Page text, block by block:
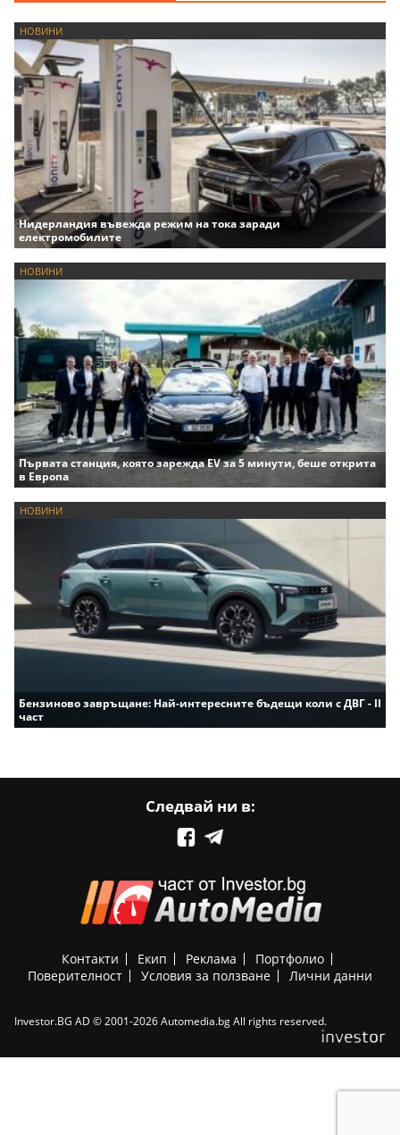
НОВИНИ
Нидерландия въвежда режим на тока заради
електромобилите
НОВИНИ
Първата станция, която зарежда EV за 5 минути, беше открита
в Европа
НОВИНИ
Бензиново завръщане: Най-интересните бъдещи коли с ДВГ - II
част
Следвай ни в:
Контакти Екип Реклама
Портфолио
Поверителност
Условия за ползване Лични данни
Investor.BG AD © 2001-2026 Automedia.bg All rights reserved.